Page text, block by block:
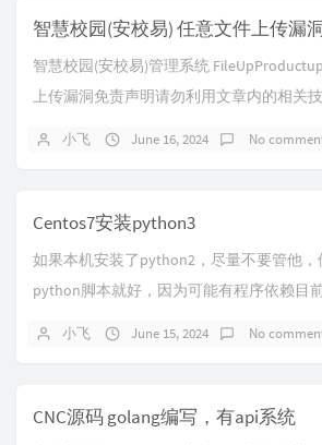
智慧校园(安校易) 任意文件上传漏
智慧校园(安校易)管理系统
上传漏洞免责声明请勿利用文章内的相关
小飞 June 16, 2024 No
Centos7安装python3
如果本机安装了python2，尽量不要管他
python脚本就好，因为可能有程序依赖目
小飞 June 15, 2024 No
CNC源码 golang编写，有api系统